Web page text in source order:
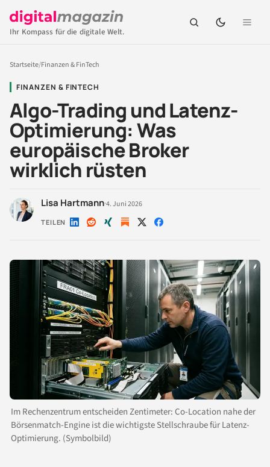
Ihr Kompass für die digitale Welt.
Startseite/Finanzen & FinTech
FINANZEN & FINTECH
Algo-Trading und Latenz-
Optimierung: Was
europäische Broker
wirklich rüsten
Lisa Hartmann·4. Juni 2026
TEILEN Auf Auf Auf Auf Auf
Im Rechenzentrum entscheiden Zentimeter: Co-Location nahe der
Börsenmatch-Engine ist die wichtigste Stellschraube für Latenz-
Optimierung. (Symbolbild)